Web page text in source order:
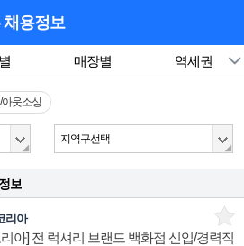
채용정보
매장별 역세권
아웃소싱
지역구선택
보
리아
아] 전 럭셔리 브랜드 백화점 신입/경력직